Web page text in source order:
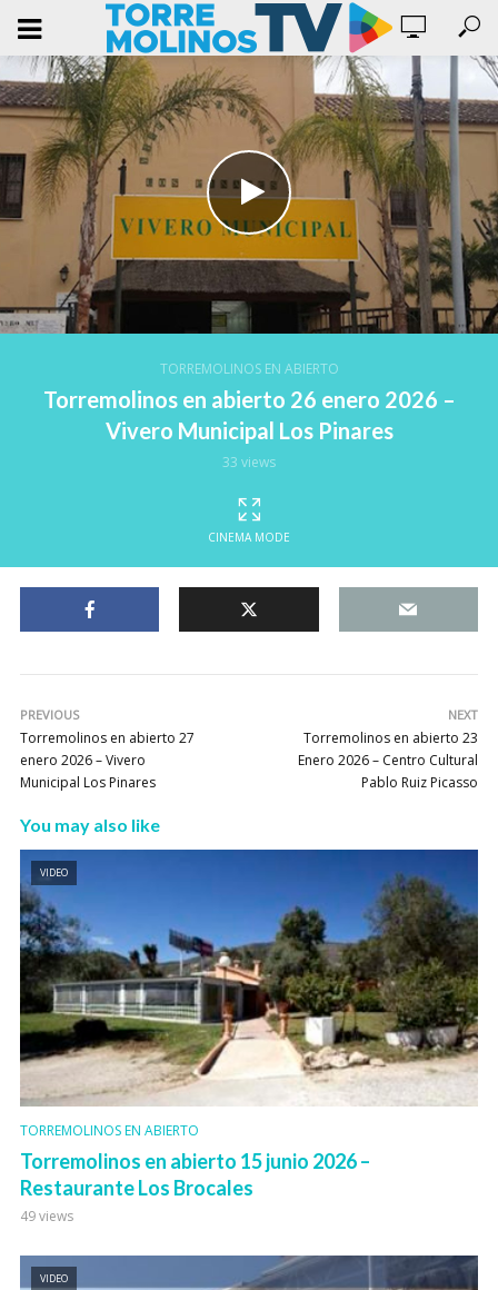
TORREMOLINOS EN ABIERTO
Torremolinos en abierto 26 enero 2026 –
Vivero Municipal Los Pinares
33 views
CINEMA MODE
PREVIOUS
Torremolinos en abierto 27
enero 2026 – Vivero
Municipal Los Pinares
NEXT
Torremolinos en abierto 23
Enero 2026 – Centro Cultural
Pablo Ruiz Picasso
You may also like
VIDEO
TORREMOLINOS EN ABIERTO
Torremolinos en abierto 15 junio 2026 –
Restaurante Los Brocales
49 views
VIDEO